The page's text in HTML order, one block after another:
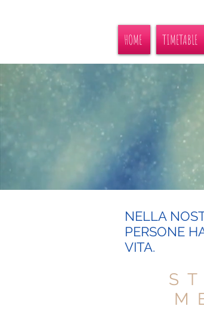
HOME TIMETABLE
NELLA
PERSONE
VITA.